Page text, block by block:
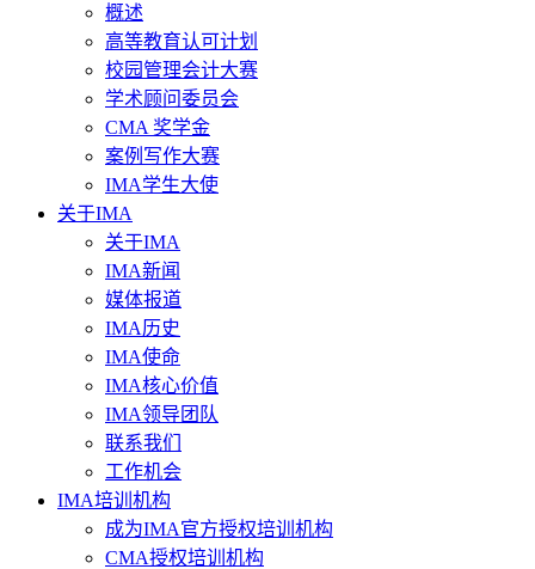
概述
高等教育认可计划
校园管理会计大赛
学术顾问委员会
CMA 奖学金
案例写作大赛
IMA学生大使
关于IMA
关于IMA
IMA新闻
媒体报道
IMA历史
IMA使命
IMA核心价值
IMA领导团队
联系我们
工作机会
IMA培训机构
成为IMA官方授权培训机构
CMA授权培训机构